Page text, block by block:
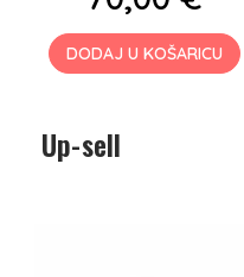
DODAJ U KOŠARICU
Up-sell